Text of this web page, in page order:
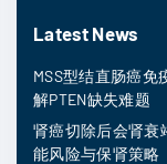
Latest News
MSS型结直肠癌免
解PTEN缺失难题
肾癌切除后会肾衰
能风险与保肾策略